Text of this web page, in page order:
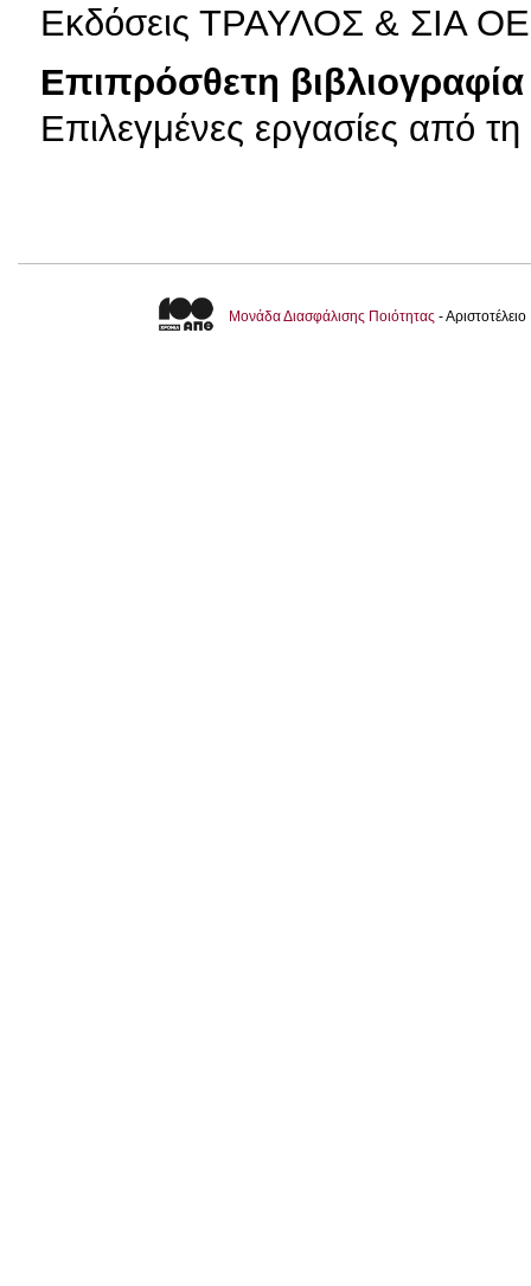
Εκδόσεις ΤΡΑΥΛΟΣ & ΣΙΑ
Επιπρόσθετη βιβλιογραφία
Επιλεγμένες εργασίες από τη
Μονάδα Διασφάλισης Ποιότητας -